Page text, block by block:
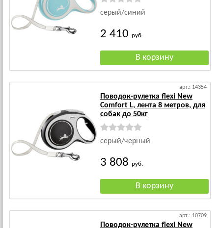
серый/синий
2 410 руб.
арт.: 14354
Поводок-рулетка flexi New
Comfort L, лента 8 метров, для
собак до 50кг
серый/черный
3 808 руб.
арт.: 10709
Поводок-рулетка flexi New